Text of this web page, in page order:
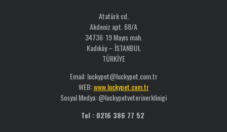
Atatürk cd.
Akdeniz apt. 68/A
34736 19 Mayıs mah.
Kadıköy – İSTANBUL
TÜRKİYE
Email: luckypet@luckypet.com.tr
WEB:www.luckypet.com.tr
Sosyal Medya: @luckypetveterinerklinigi
Tel : 0216 386 77 52